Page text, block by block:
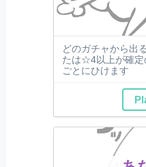
どのガチャから出
たは☆4以上が確定
ごとにひけます